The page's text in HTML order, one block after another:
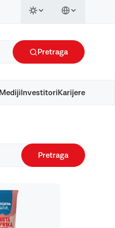
Pretraga
Mediji Investitori Karijere
Pretraga